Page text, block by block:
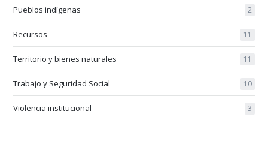
Pueblos indígenas 2
Recursos 11
Territorio y bienes naturales 11
Trabajo y Seguridad Social 10
Violencia institucional 3